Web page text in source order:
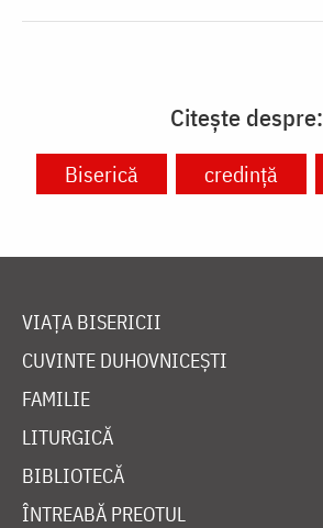
Citește despre:
Biserică credință
VIAȚA BISERICII
CUVINTE DUHOVNICEȘTI
FAMILIE
LITURGICĂ
BIBLIOTECĂ
ÎNTREABĂ PREOTUL